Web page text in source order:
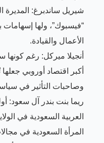
شيريل ساندبرغ: المديرة
“فيسبوك”، ولها إسهامات
الأعمال والقيادة.
أنجيلا ميركل: رغم كونها
أكبر اقتصاد أوروبي جعلها
وصاحبات التأثير في
ريما بنت بندر آل سعود:
العربية السعودية في
المرأة السعودية في